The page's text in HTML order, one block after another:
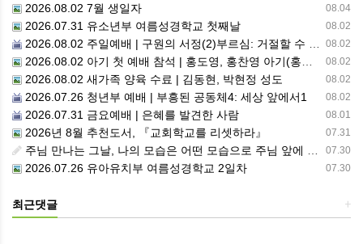
08.04
2026.08.02 7월 생일자
08.02
2026.07.31 유소년부 여름성경학교 첫째날
08.02
2026.08.02 주일예배 | 구원의 서정(2)부르심: 거절할 수 없는 은혜의 시작
08.02
2026.08.02 아기 첫 예배 참석 | 홍도영, 홍찬영 아기(홍석진, 임자현 집사 가정)
08.02
2026.08.02 새가족 양육 수료 | 김동현, 박현정 성도
08.02
2026.07.26 청년부 예배 | 부흥된 공동체4: 세상 앞에서1
08.01
2026.07.31 금요예배 | 은혜를 발견한 사람
07.31
2026년 8월 추천도서, 『교회학교를 리셋하라』
07.30
주님 만나는 그날, 나의 모습은 어떤 모습으로 주님 앞에 서게 될까 ??????
07.30
2026.07.26 유아유치부 여름성경학교 2일차
+
최근댓글